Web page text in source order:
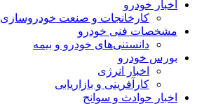
اخبار خودرو
کارخانجات و صنعت خودروسازی
مشخصات فنی خودرو
دانستنی‌های خودرو و بیمه
بورس خودرو
اخبار انرژی
کارآفرینی و بازاریابی
اخبار حوادث و سوانح